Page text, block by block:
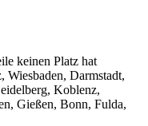
keinen Platz hat
Darmstadt,
Koblenz,
Gießen, Bonn, Fulda,